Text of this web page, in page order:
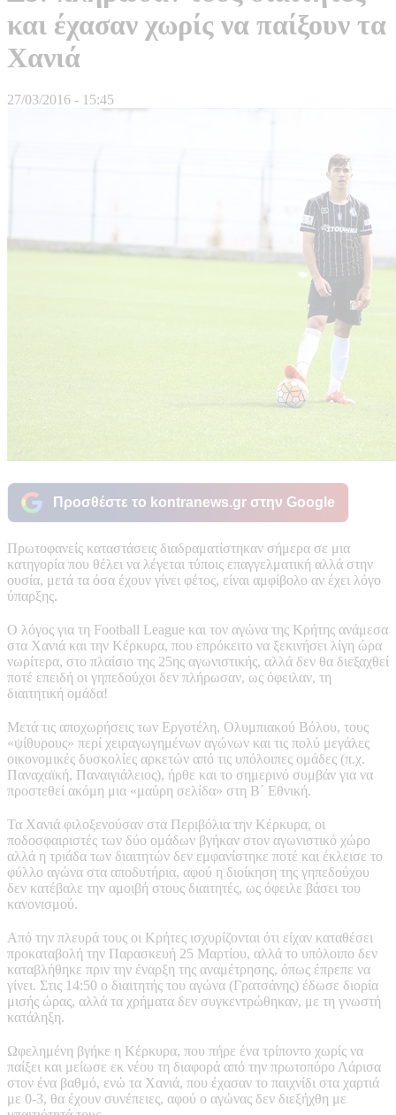
και έχασαν χωρίς να παίξουν τα
Χανιά
27/03/2016 - 15:45
Προσθέστε το kontranews.gr στην Google
Πρωτοφανείς καταστάσεις διαδραματίστηκαν σήμερα σε μια
κατηγορία που θέλει να λέγεται τύποις επαγγελματική αλλά στην
ουσία, μετά τα όσα έχουν γίνει φέτος, είναι αμφίβολο αν έχει λόγο
ύπαρξης.
Ο λόγος για τη Football League και τον αγώνα της Κρήτης ανάμεσα
στα Χανιά και την Κέρκυρα, που επρόκειτο να ξεκινήσει λίγη ώρα
νωρίτερα, στο πλαίσιο της 25ης αγωνιστικής, αλλά δεν θα διεξαχθεί
ποτέ επειδή οι γηπεδούχοι δεν πλήρωσαν, ως όφειλαν, τη
διαιτητική ομάδα!
Μετά τις αποχωρήσεις των Εργοτέλη, Ολυμπιακού Βόλου, τους
«ψίθυρους» περί χειραγωγημένων αγώνων και τις πολύ μεγάλες
οικονομικές δυσκολίες αρκετών από τις υπόλοιπες ομάδες (π.χ.
Παναχαϊκή, Παναιγιάλειος), ήρθε και το σημερινό συμβάν για να
προστεθεί ακόμη μια «μαύρη σελίδα» στη Β΄ Εθνική.
Τα Χανιά φιλοξενούσαν στα Περιβόλια την Κέρκυρα, οι
ποδοσφαιριστές των δύο ομάδων βγήκαν στον αγωνιστικό χώρο
αλλά η τριάδα των διαιτητών δεν εμφανίστηκε ποτέ και έκλεισε το
φύλλο αγώνα στα αποδυτήρια, αφού η διοίκηση της γηπεδούχου
δεν κατέβαλε την αμοιβή στους διαιτητές, ως όφειλε βάσει του
κανονισμού.
Από την πλευρά τους οι Κρήτες ισχυρίζονται ότι είχαν καταθέσει
προκαταβολή την Παρασκευή 25 Μαρτίου, αλλά το υπόλοιπο δεν
καταβλήθηκε πριν την έναρξη της αναμέτρησης, όπως έπρεπε να
γίνει. Στις 14:50 ο διαιτητής του αγώνα (Γρατσάνης) έδωσε διορία
μισής ώρας, αλλά τα χρήματα δεν συγκεντρώθηκαν, με τη γνωστή
κατάληξη.
Ωφελημένη βγήκε η Κέρκυρα, που πήρε ένα τρίποντο χωρίς να
παίξει και μείωσε εκ νέου τη διαφορά από την πρωτοπόρο Λάρισα
στον ένα βαθμό, ενώ τα Χανιά, που έχασαν το παιχνίδι στα χαρτιά
με 0-3, θα έχουν συνέπειες, αφού ο αγώνας δεν διεξήχθη με